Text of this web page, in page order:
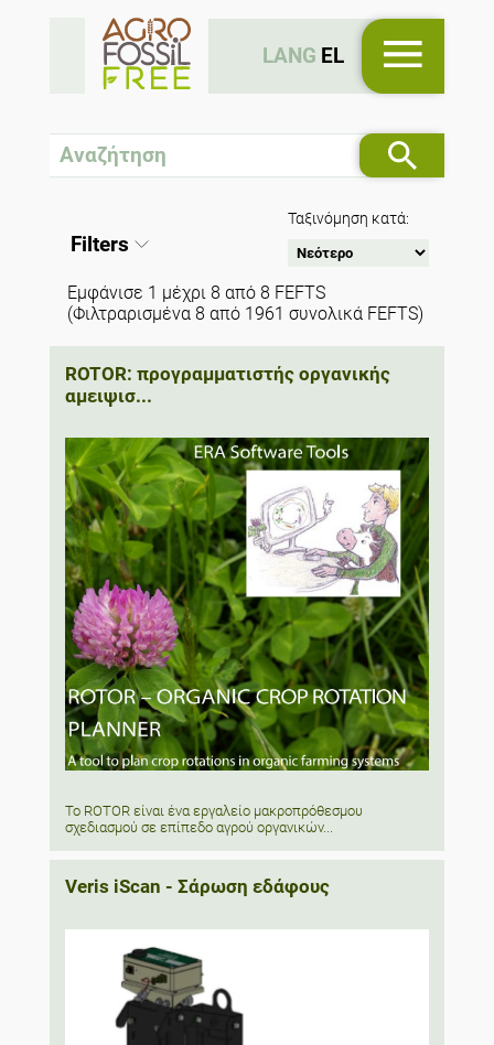
LANG EL
Filters
Ταξινόμηση κατά:
Εμφάνισε 1 μέχρι 8 από 8 FEFTS
(Φιλτραρισμένα 8 από 1961 συνολικά FEFTS)
ROTOR: προγραμματιστής οργανικής
αμειψισ...
Το ROTOR είναι ένα εργαλείο μακροπρόθεσμου
σχεδιασμού σε επίπεδο αγρού οργανικών...
Veris iScan - Σάρωση εδάφους